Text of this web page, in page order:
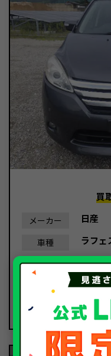
買
メーカー 日産
車種 ラフェ
年式 平成25
種別 事故車